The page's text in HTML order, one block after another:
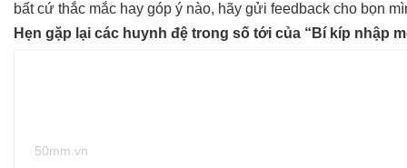
bất cứ thắc mắc hay góp ý nào, hãy gửi feedback cho bọn
Hẹn gặp lại các huynh đệ trong số tới của “ Bí kíp nhập
50mm.vn